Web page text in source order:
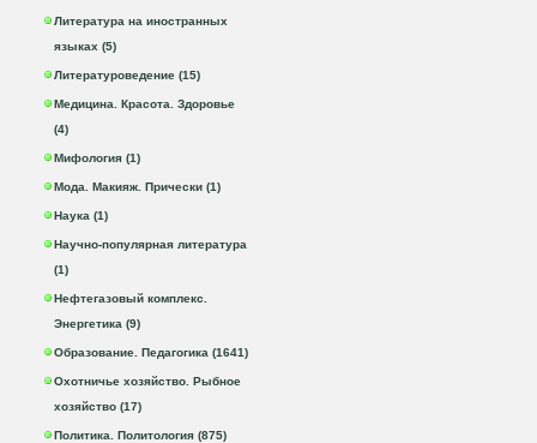
Литература на иностранных
языках (5)
Литературоведение (15)
Медицина. Красота. Здоровье
(4)
Мифология (1)
Мода. Макияж. Прически (1)
Наука (1)
Научно-популярная литература
(1)
Нефтегазовый комплекс.
Энергетика (9)
Образование. Педагогика (1641)
Охотничье хозяйство. Рыбное
хозяйство (17)
Политика. Политология (875)